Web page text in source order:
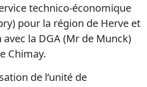
technico-économique
pour la région de Herve et
la DGA (Mr de Munck)
Chimay.
de l’unité de